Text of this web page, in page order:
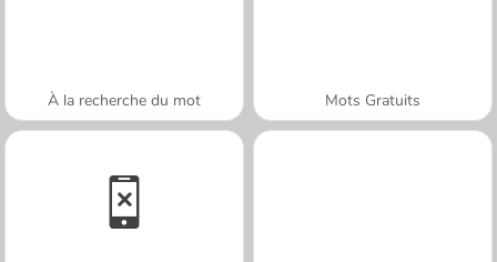
À la recherche du mot Mots Gratuits